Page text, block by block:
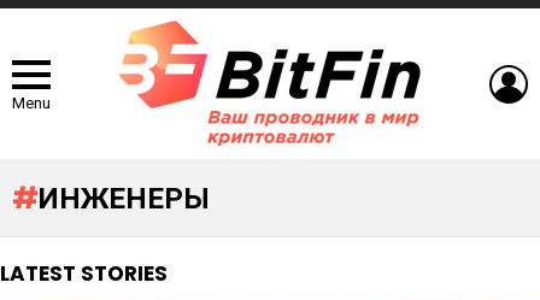
Menu
ИНЖЕНЕРЫ
LATEST STORIES